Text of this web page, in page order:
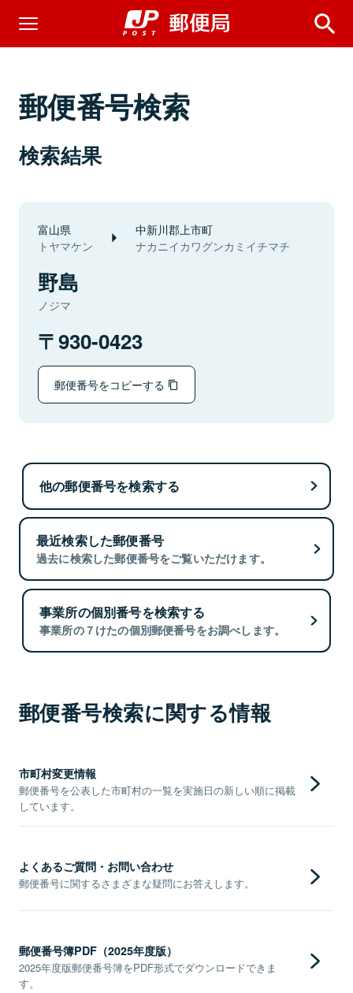
郵便番号検索
検索結果
富山県
トヤマケン
中新川郡上市町
ナカニイカワグンカミイチマチ
野島
ノジマ
930-0423
郵便番号をコピーする
他の郵便番号を検索する
最近検索した郵便番号
過去に検索した郵便番号をご覧いただけます。
事業所の個別番号を検索する
事業所の７けたの個別郵便番号をお調べします。
郵便番号検索に関する情報
市町村変更情報
郵便番号を公表した市町村の一覧を実施日の新しい順に掲載
しています。
よくあるご質問・お問い合わせ
郵便番号に関するさまざまな疑問にお答えします。
郵便番号簿PDF（2025年度版）
2025年度版郵便番号簿をPDF形式でダウンロードできま
す。